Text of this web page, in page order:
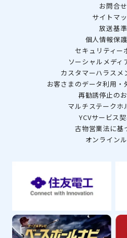
お問合せ
サイトマ
放送基準
個人情報保
セキュリティー
ソーシャルメディ
カスタマーハラスメ
お客さまのデータ利用・
再勧誘停止の
マルチステークホ
YCVサービス
古物営業法に基
オンライン